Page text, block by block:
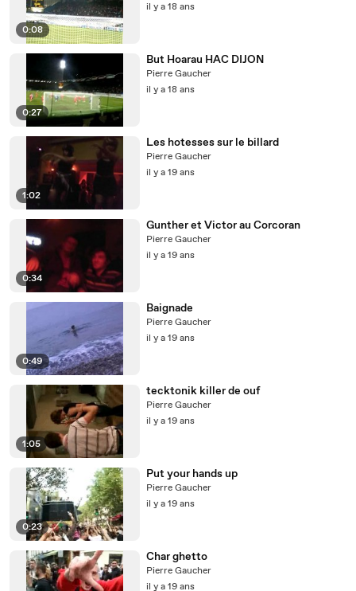
0:08
il y a 18 ans
0:27
But Hoarau HAC DIJON
Pierre Gaucher
il y a 18 ans
1:02
Les hotesses sur le billard
Pierre Gaucher
il y a 19 ans
0:34
Gunther et Victor au Corcoran
Pierre Gaucher
il y a 19 ans
0:49
Baignade
Pierre Gaucher
il y a 19 ans
1:05
tecktonik killer de ouf
Pierre Gaucher
il y a 19 ans
0:23
Put your hands up
Pierre Gaucher
il y a 19 ans
Char ghetto
Pierre Gaucher
il y a 19 ans